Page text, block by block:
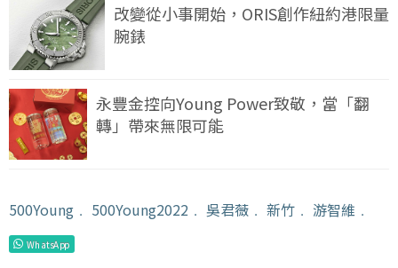
改變從小事開始，ORIS創作紐約港限量
腕錶
永豐金控向Young Power致敬，當「翻
轉」帶來無限可能
500Young ﹒ 500Young2022 ﹒ 吳君薇 ﹒ 新竹 ﹒ 游智維 ﹒
WhatsApp